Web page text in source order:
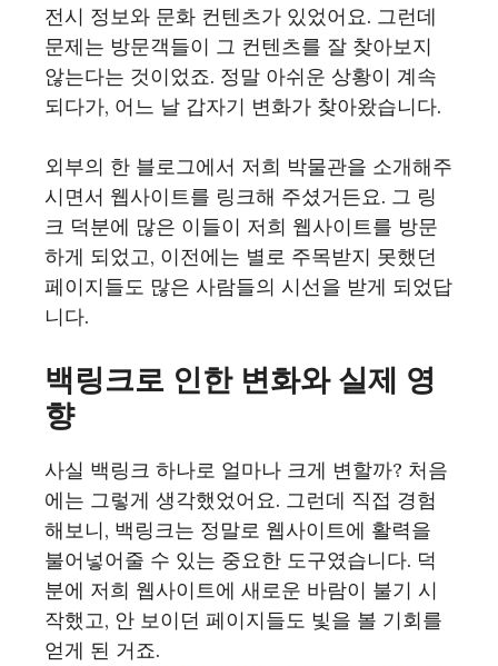
전시 정보와 문화 컨텐츠가 있었어요. 그런데
문제는 방문객들이 그 컨텐츠를 잘 찾아보지
않는다는 것이었죠. 정말 아쉬운 상황이 계속
되다가, 어느 날 갑자기 변화가 찾아왔습니다.
외부의 한 블로그에서 저희 박물관을 소개해주
시면서 웹사이트를 링크해 주셨거든요. 그 링
크 덕분에 많은 이들이 저희 웹사이트를 방문
하게 되었고, 이전에는 별로 주목받지 못했던
페이지들도 많은 사람들의 시선을 받게 되었답
니다.
백링크로 인한 변화와 실제 영
향
사실 백링크 하나로 얼마나 크게 변할까? 처음
에는 그렇게 생각했었어요. 그런데 직접 경험
해보니, 백링크는 정말로 웹사이트에 활력을
불어넣어줄 수 있는 중요한 도구였습니다. 덕
분에 저희 웹사이트에 새로운 바람이 불기 시
작했고, 안 보이던 페이지들도 빛을 볼 기회를
얻게 된 거죠.